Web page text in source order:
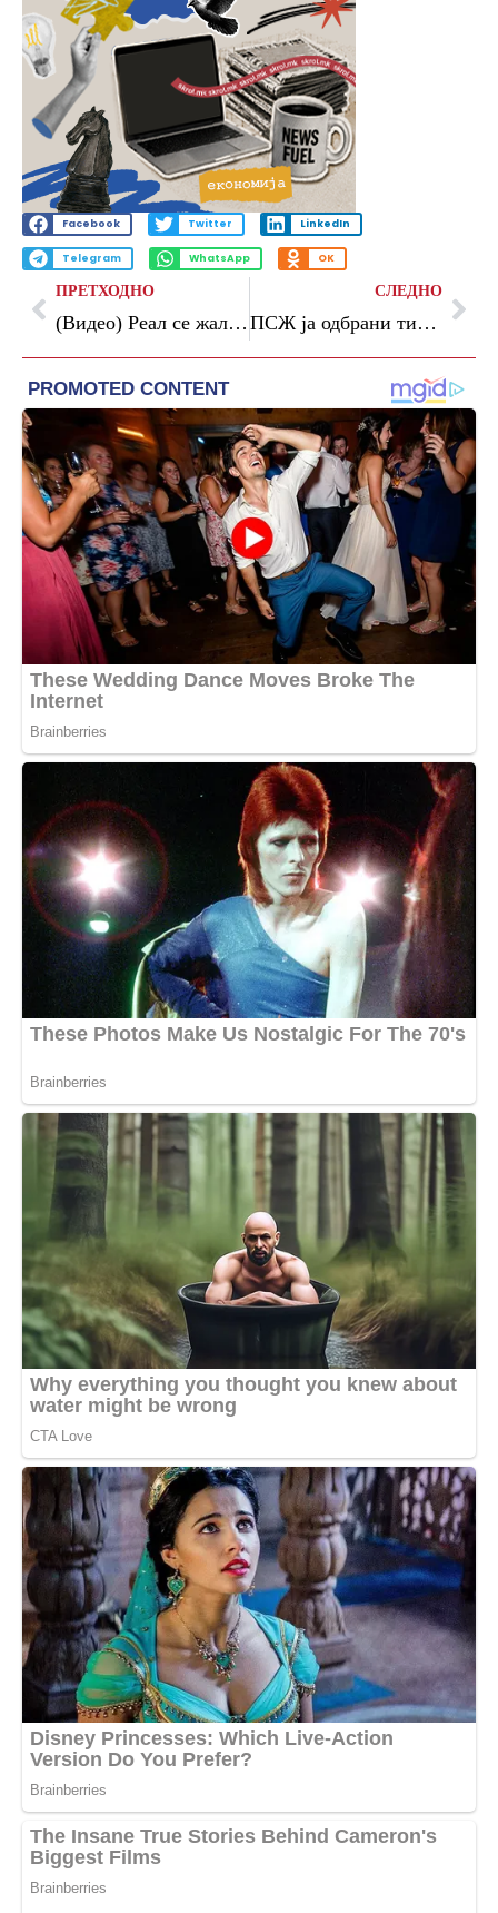
Facebook Twitter LinkedIn
Telegram WhatsApp OK
ПРЕТХОДНО
(Видео) Реал се жали до УЕФА: Вака ни одзедоа 16 бода
СЛЕДНО
ПСЖ ја одбрани титулата во Франција